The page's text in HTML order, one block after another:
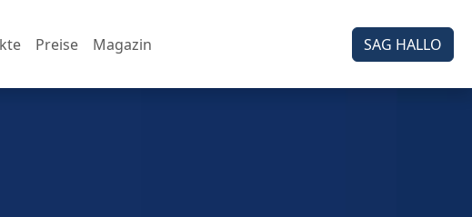
Preise Magazin SAG HALLO